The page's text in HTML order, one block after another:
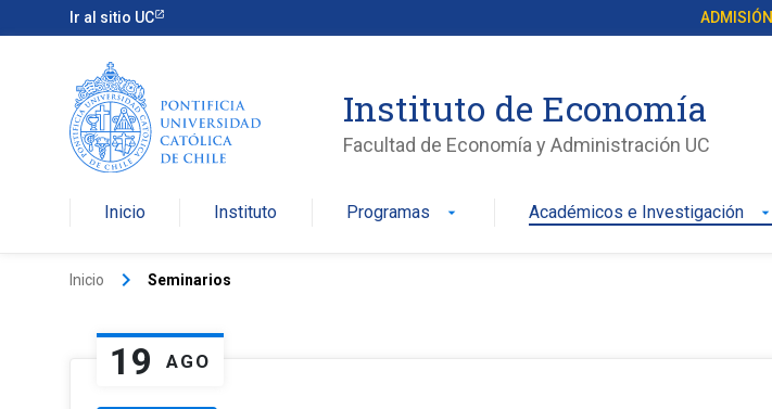
Ir al sitio UC ADMISIÓN
Instituto de Economía
Facultad de Economía y Administración UC
Inicio Instituto Programas arrow_drop_down Académicos e Investigación arrow_drop_down
Inicio keyboard_arrow_right Seminarios
19 AGO